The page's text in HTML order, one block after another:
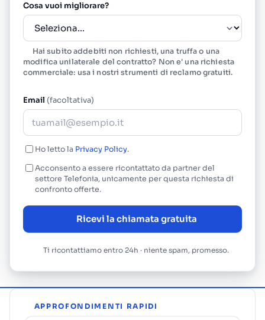
Cosa vuoi migliorare?
Hai subito addebiti non richiesti, una truffa o una
modifica unilaterale del contratto? Non e' una richiesta
commerciale: usa i nostristrumenti di reclamo gratuiti.
Email (facoltativa)
Ho letto la Privacy Policy.
Acconsento a essere ricontattato da partner del
settore Telefonia, unicamente per questa richiesta di
confronto offerte.
Ricevi la chiamata gratuita
Ti ricontattiamo entro 24h · niente spam, promesso.
APPROFONDIMENTI RAPIDI